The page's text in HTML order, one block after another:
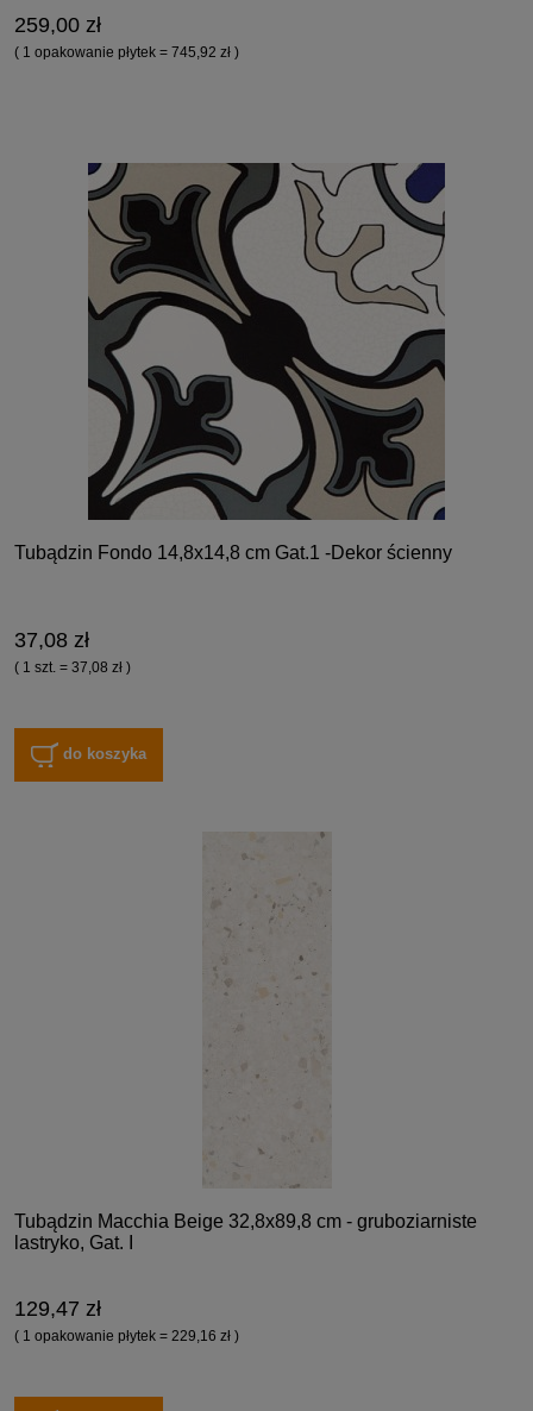
259,00 zł
( 1 opakowanie płytek = 745,92 zł )
Tubądzin Fondo 14,8x14,8 cm Gat.1 -Dekor ścienny
37,08 zł
( 1 szt. = 37,08 zł )
do koszyka
Tubądzin Macchia Beige 32,8x89,8 cm - gruboziarniste
lastryko, Gat. I
129,47 zł
( 1 opakowanie płytek = 229,16 zł )